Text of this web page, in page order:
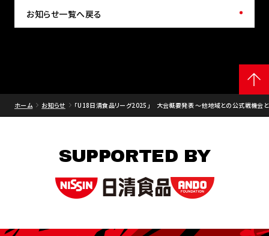
お知らせ一覧へ戻る
ホーム お知らせ 「U18日清食品リーグ2025」 大会概要発表 ～他地域との公式戦機会
SUPPORTED BY